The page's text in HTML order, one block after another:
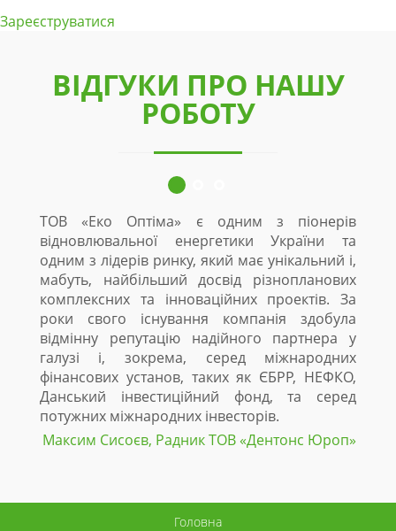
Зареєструватися
ВІДГУКИ ПРО НАШУ
РОБОТУ
ТОВ «Еко Оптіма» є одним з піонерів
відновлювальної енергетики України та
одним з лідерів ринку, який має унікальний і,
мабуть, найбільший досвід різнопланових
комплексних та інноваційних проектів. За
роки свого існування компанія здобула
відмінну репутацію надійного партнера у
галузі і, зокрема, серед міжнародних
фінансових установ, таких як ЄБРР, НЕФКО,
Данський інвестиційний фонд, та серед
потужних міжнародних інвесторів.
Максим Сисоєв, Радник ТОВ «Дентонc Юроп»
Головна